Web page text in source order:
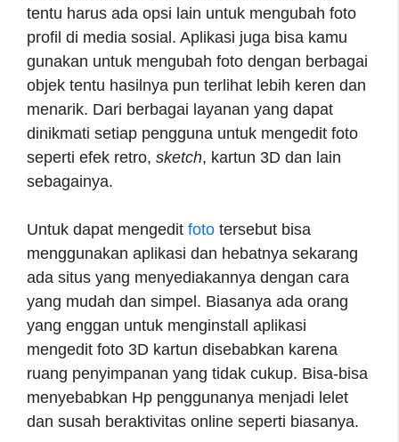
tentu harus ada opsi lain untuk mengubah foto
profil di media sosial. Aplikasi juga bisa kamu
gunakan untuk mengubah foto dengan berbagai
objek tentu hasilnya pun terlihat lebih keren dan
menarik. Dari berbagai layanan yang dapat
dinikmati setiap pengguna untuk mengedit foto
seperti efek retro, sketch, kartun 3D dan lain
sebagainya.
Untuk dapat mengedit foto tersebut bisa
menggunakan aplikasi dan hebatnya sekarang
ada situs yang menyediakannya dengan cara
yang mudah dan simpel. Biasanya ada orang
yang enggan untuk menginstall aplikasi
mengedit foto 3D kartun disebabkan karena
ruang penyimpanan yang tidak cukup. Bisa-bisa
menyebabkan Hp penggunanya menjadi lelet
dan susah beraktivitas online seperti biasanya.